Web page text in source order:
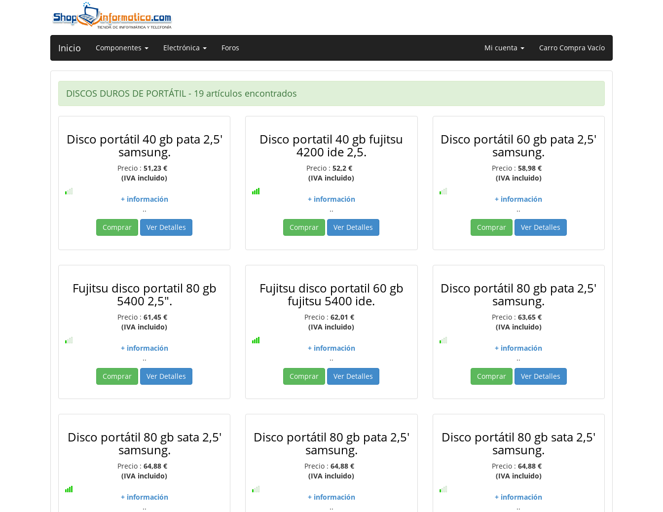
Inicio Componentes Electrónica Foros Mi cuenta Carro Compra Vacío
DISCOS DUROS DE PORTÁTIL - 19 artículos encontrados
Disco portátil 40 gb pata 2,5'
samsung.
Precio :51,23 €
(IVA incluido)
+ información
..
Comprar
Ver Detalles
Disco portatil 40 gb fujitsu
4200 ide 2,5.
Precio :52,2 €
(IVA incluido)
+ información
..
Comprar
Ver Detalles
Disco portátil 60 gb pata 2,5'
samsung.
Precio : 58,98 €
(IVA incluido)
+ información
..
Comprar
Ver Detalles
Fujitsu disco portatil 80 gb
5400 2,5".
Precio :61,45 €
(IVA incluido)
+ información
..
Comprar
Ver Detalles
Fujitsu disco portatil 60 gb
fujitsu 5400 ide.
Precio :62,01 €
(IVA incluido)
+ información
..
Comprar
Ver Detalles
Disco portátil 80 gb pata 2,5'
samsung.
Precio : 63,65 €
(IVA incluido)
+ información
..
Comprar
Ver Detalles
Disco portátil 80 gb sata 2,5'
samsung.
Precio :64,88 €
(IVA incluido)
+ información
..
Disco portátil 80 gb pata 2,5'
samsung.
Precio :64,88 €
(IVA incluido)
+ información
..
Disco portátil 80 gb sata 2,5'
samsung.
Precio : 64,88 €
(IVA incluido)
+ información
..